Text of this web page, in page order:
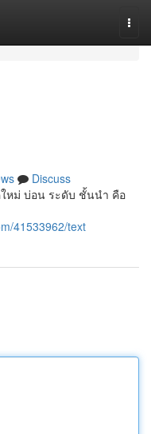
Discuss
หม่ บ่อน ระดับ ชั้นนำ คือ
41533962/text